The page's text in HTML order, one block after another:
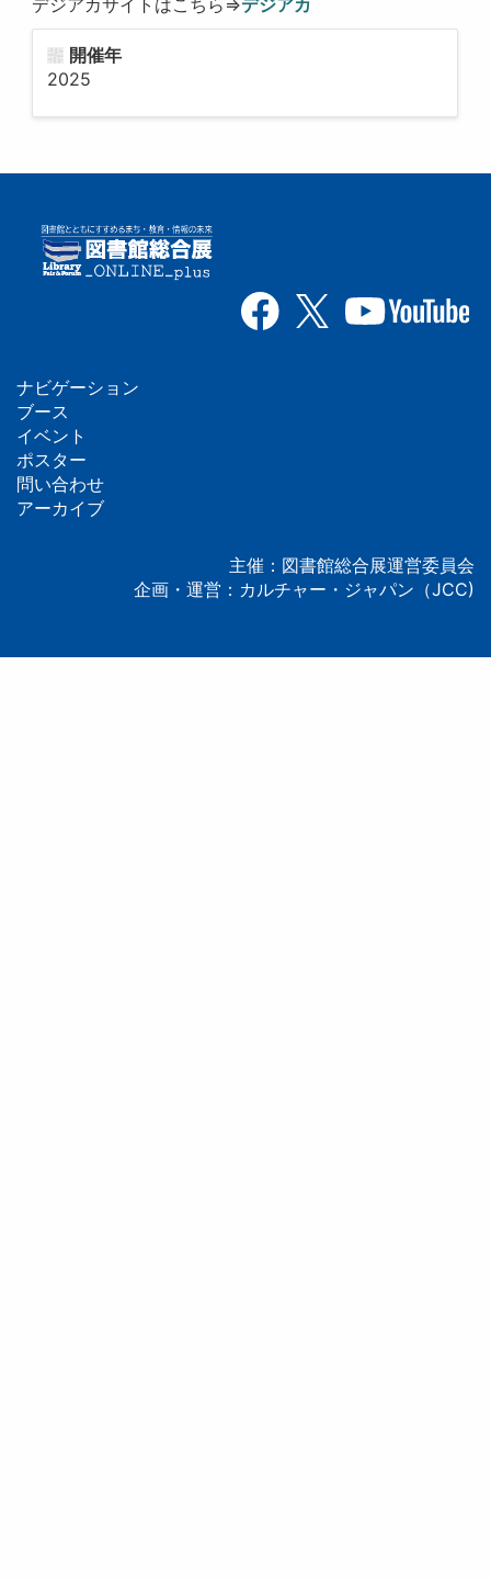
開催年
2025
フ
ッ
タ
ナビゲーション
ブース
イベント
ポスター
問い合わせ
アーカイブ
主催：図書館総合展運営委員会
企画・運営：カルチャー・ジャパン（JCC)